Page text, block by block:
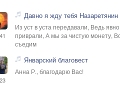
Давно я жду тебя Назаретянин
Из уст в уста передавали, Ведь явно
приврали, А мы за чистую монету,
съедим
Январский благовест
Анна Р., благодарю Вас!